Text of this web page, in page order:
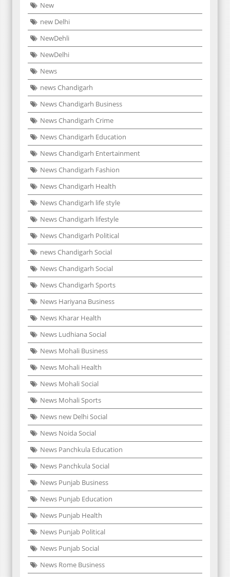
New
new Delhi
NewDehli
NewDelhi
News
news Chandigarh
News Chandigarh Business
News Chandigarh Crime
News Chandigarh Education
News Chandigarh Entertainment
News Chandigarh Fashion
News Chandigarh Health
News Chandigarh life style
News Chandigarh lifestyle
News Chandigarh Political
news Chandigarh Social
News Chandigarh Social
News Chandigarh Sports
News Hariyana Business
News Kharar Health
News Ludhiana Social
News Mohali Business
News Mohali Health
News Mohali Social
News Mohali Sports
News new Delhi Social
News Noida Social
News Panchkula Education
News Panchkula Social
News Punjab Business
News Punjab Education
News Punjab Health
News Punjab Political
News Punjab Social
News Rome Business